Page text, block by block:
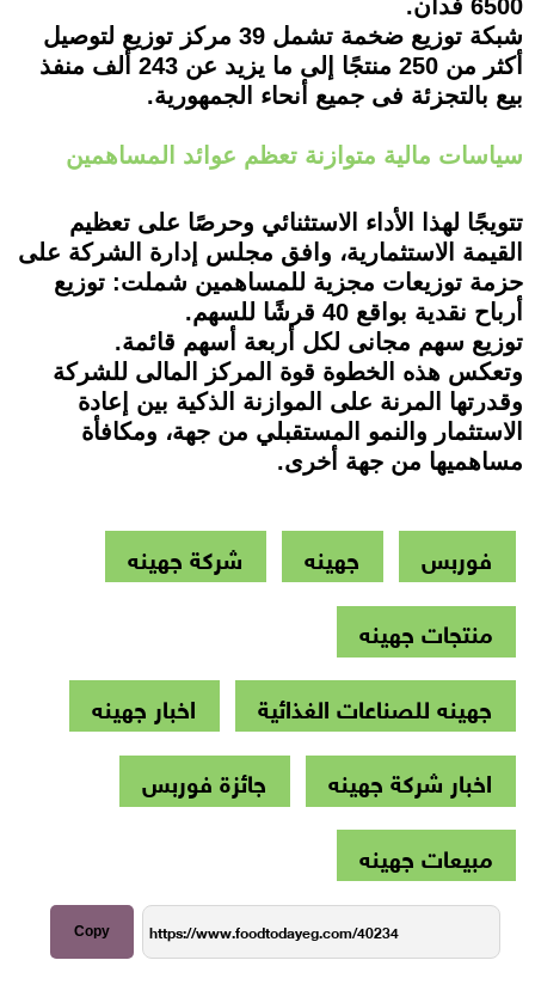
6500 فدان.
شبكة توزيع ضخمة تشمل 39 مركز توزيع لتوصيل
أكثر من 250 منتجًا إلى ما يزيد عن 243 ألف منفذ
بيع بالتجزئة فى جميع أنحاء الجمهورية.
سياسات مالية متوازنة تعظم عوائد المساهمين
تتويجًا لهذا الأداء الاستثنائي وحرصًا على تعظيم
القيمة الاستثمارية، وافق مجلس إدارة الشركة على
حزمة توزيعات مجزية للمساهمين شملت: توزيع
أرباح نقدية بواقع 40 قرشًا للسهم.
توزيع سهم مجانى لكل أربعة أسهم قائمة.
وتعكس هذه الخطوة قوة المركز المالى للشركة
وقدرتها المرنة على الموازنة الذكية بين إعادة
الاستثمار والنمو المستقبلي من جهة، ومكافأة
مساهميها من جهة أخرى.
فوربس جهينه
شركة جهينه
منتجات جهينه
جهينه للصناعات الغذائية
اخبار جهينه
اخبار شركة جهينه
جائزة فوربس
مبيعات جهينه
Copy